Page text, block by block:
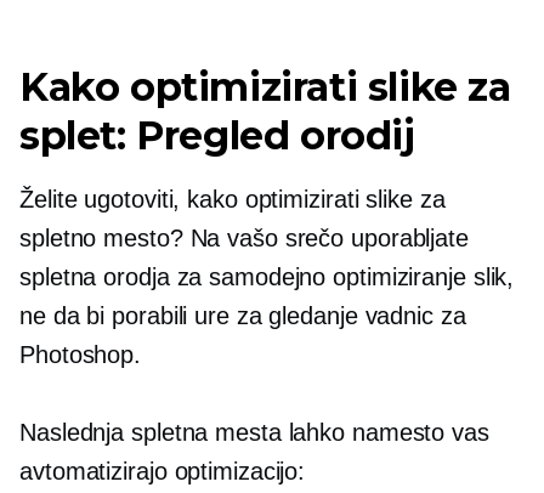
Kako optimizirati slike za
splet: Pregled orodij
Želite ugotoviti, kako optimizirati slike za
spletno mesto? Na vašo srečo uporabljate
spletna orodja za samodejno optimiziranje slik,
ne da bi porabili ure za gledanje vadnic za
Photoshop.
Naslednja spletna mesta lahko namesto vas
avtomatizirajo optimizacijo: